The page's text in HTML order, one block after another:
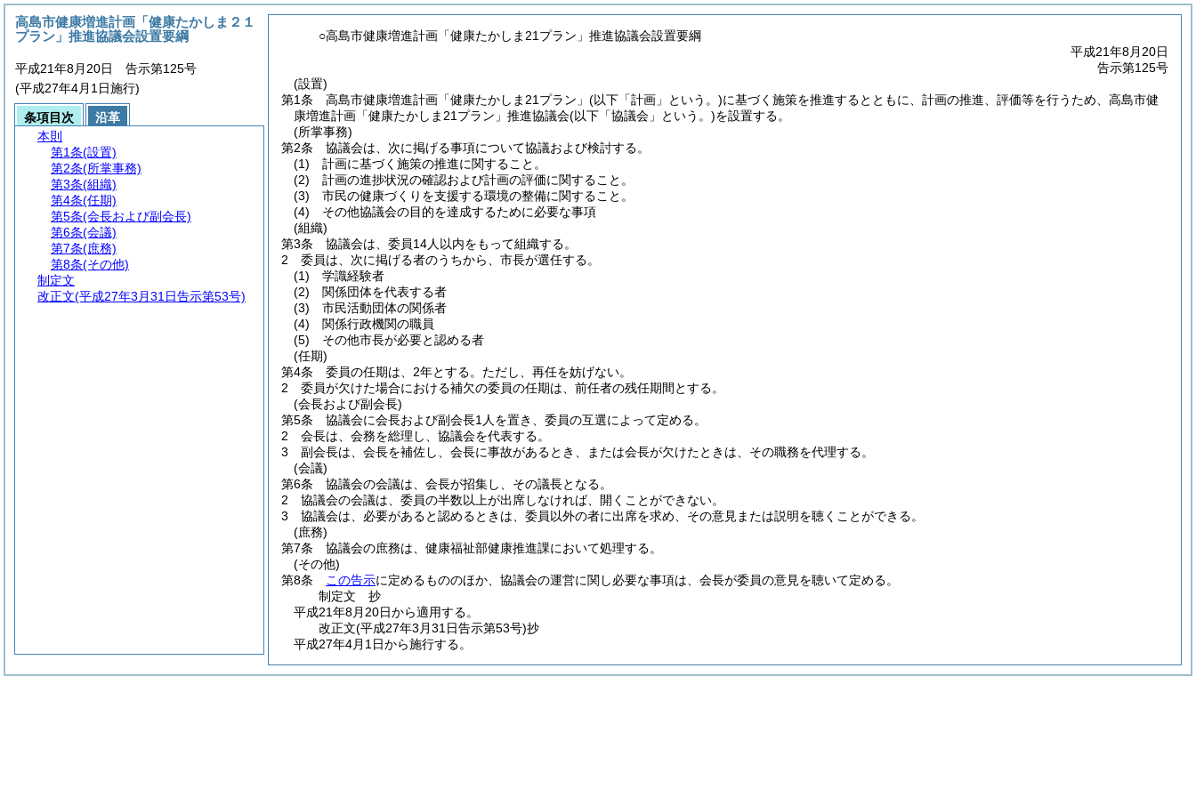
○高島市健康増進計画「健康たかしま21プラン」推進協議会設置要綱
平成21年8月20日
告示第125号
(設置)
第1条
高島市健康増進計画「健康たかしま21プラン」 (以下「計画」という。)に基づく施策を推進するとともに、計画の推進、評価等を行うため、高島市健
康増進計画「健康たかしま21プラン」推進協議会(以下「協議会」という。)を設置する。
(所掌事務)
第2条
協議会は、次に掲げる事項について協議および検討する。
(1)
計画に基づく施策の推進に関すること。
(2)
計画の進捗状況の確認および計画の評価に関すること。
(3)
市民の健康づくりを支援する環境の整備に関すること。
(4)
その他協議会の目的を達成するために必要な事項
(組織)
第3条
協議会は、委員14人以内をもって組織する。
2
委員は、次に掲げる者のうちから、市長が選任する。
(1)
学識経験者
(2)
関係団体を代表する者
(3)
市民活動団体の関係者
(4)
関係行政機関の職員
(5)
その他市長が必要と認める者
(任期)
第4条
委員の任期は、2年とする。 ただし、再任を妨げない。
2
委員が欠けた場合における補欠の委員の任期は、前任者の残任期間とする。
(会長および副会長)
第5条
協議会に会長および副会長1人を置き、委員の互選によって定める。
2
会長は、会務を総理し、協議会を代表する。
3
副会長は、会長を補佐し、会長に事故があるとき、または会長が欠けたときは、その職務を代理する。
(会議)
第6条
協議会の会議は、会長が招集し、その議長となる。
2
協議会の会議は、委員の半数以上が出席しなければ、開くことができない。
3
協議会は、必要があると認めるときは、委員以外の者に出席を求め、その意見または説明を聴くことができる。
(庶務)
第7条
協議会の庶務は、健康福祉部健康推進課において処理する。
(その他)
第8条
この告示に定めるもののほか、協議会の運営に関し必要な事項は、会長が委員の意見を聴いて定める。
制定文 抄
平成21年8月20日から適用する。
改正文(平成27年3月31日告示第53号)抄
平成27年4月1日から施行する。
高島市健康増進計画「健康たかしま２１
プラン」推進協議会設置要綱
平成21年8月20日 告示第125号
(平成27年4月1日施行)
条項目次
沿革
本則
第1条(設置)
第2条(所掌事務)
第3条(組織)
第4条(任期)
第5条(会長および副会長)
第6条(会議)
第7条(庶務)
第8条(その他)
制定文
改正文(平成27年3月31日告示第53号)